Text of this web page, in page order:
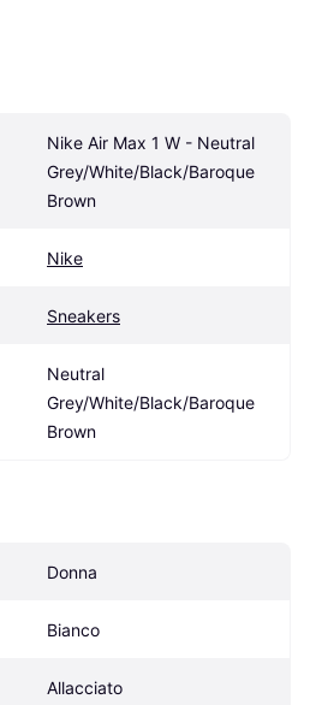
Nike Air Max 1 W - Neutral
Grey/White/Black/Baroque
Brown
Nike
Sneakers
Neutral
Grey/White/Black/Baroque
Brown
Donna
Bianco
Allacciato